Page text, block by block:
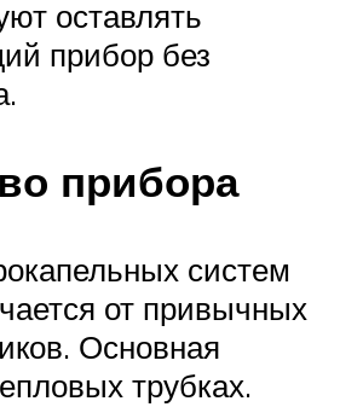
оставлять
прибор без
прибора
систем
от привычных
Основная
трубках.